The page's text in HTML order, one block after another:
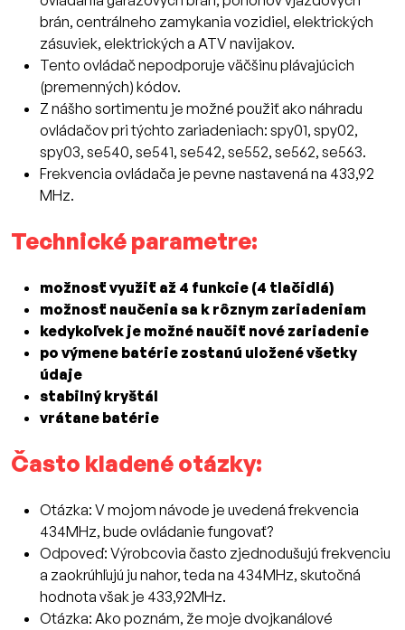
brán, centrálneho zamykania vozidiel, elektrických
zásuviek, elektrických a ATV navijakov.
Tento ovládač nepodporuje väčšinu plávajúcich
(premenných) kódov.
Z nášho sortimentu je možné použiť ako náhradu
ovládačov pri týchto zariadeniach: spy01, spy02,
spy03, se540, se541, se542, se552, se562, se563.
Frekvencia ovládača je pevne nastavená na 433,92
MHz.
Technické parametre:
možnosť využiť až 4 funkcie (4 tlačidlá)
možnosť naučenia sa k rôznym zariadeniam
kedykoľvek je možné naučiť nové zariadenie
po výmene batérie zostanú uložené všetky
údaje
stabilný kryštál
vrátane batérie
Často kladené otázky:
Otázka: V mojom návode je uvedená frekvencia
434MHz, bude ovládanie fungovať?
Odpoveď: Výrobcovia často zjednodušujú frekvenciu
a zaokrúhľujú ju nahor, teda na 434MHz, skutočná
hodnota však je 433,92MHz.
Otázka: Ako poznám, že moje dvojkanálové